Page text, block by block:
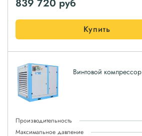
839 720 руб
Купить
Винтовой
Производительность
Максимальное давление